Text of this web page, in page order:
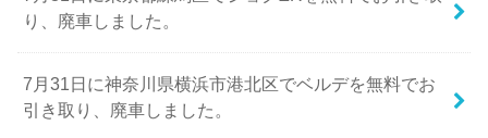
り、廃車しました。
7月31日に神奈川県横浜市港北区でベルデを無料でお
引き取り、廃車しました。